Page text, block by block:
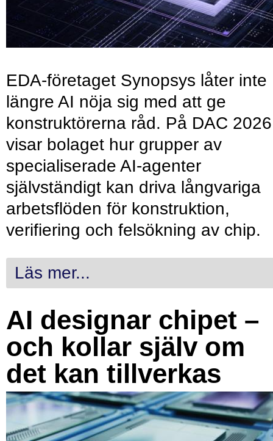
EDA-företaget Synopsys låter inte
längre AI nöja sig med att ge
konstruktörerna råd. På DAC 2026
visar bolaget hur grupper av
specialiserade AI-agenter
självständigt kan driva långvariga
arbetsflöden för konstruktion,
verifiering och felsökning av chip.
Läs mer...
AI designar chipet –
och kollar själv om
det kan tillverkas